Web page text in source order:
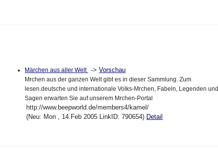
Märchen aus aller Welt ->Vorschau
Mrchen aus der ganzen Welt gibt es in dieser Sammlung. Zum
lesen.deutsche und internationale Volks-Mrchen, Fabeln, Legenden und
Sagen erwarten Sie auf unserem Mrchen-Portal
http://www.beepworld.de/members4/kamel/
(Neu: Mon , 14.Feb 2005 LinkID: 790654) Detail